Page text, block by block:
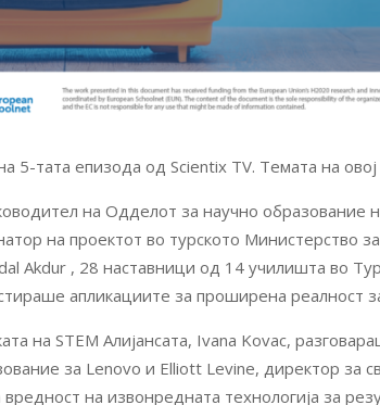
5-тата епизода од Scientix TV. Темата на
на Одделот за научно образование
на проектот во турското Министерство
Akdur , 28 наставници од 14 училишта во
апликациите за проширена реалност
на STEM Алијансата, Ivana Kovac,
за Lenovo и Elliott Levine, директор за
на извонредната технологија за